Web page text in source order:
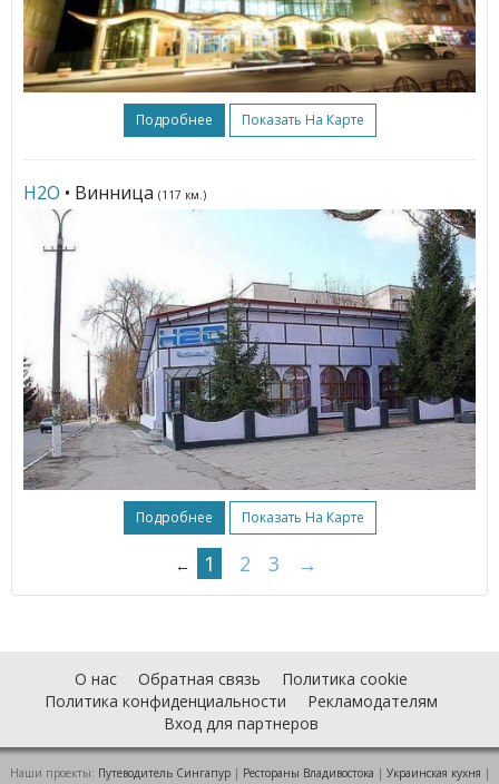
Подробнее Показать На Карте
Н2О • Винница (117 км.)
Подробнее Показать На Карте
← 1 2 3 →
О нас Обратная связь
Политика cookie
Политика конфиденциальности
Рекламодателям
Вход для партнеров
Наши проекты: Путеводитель Сингапур| Рестораны Владивостока | Украинская кухня |